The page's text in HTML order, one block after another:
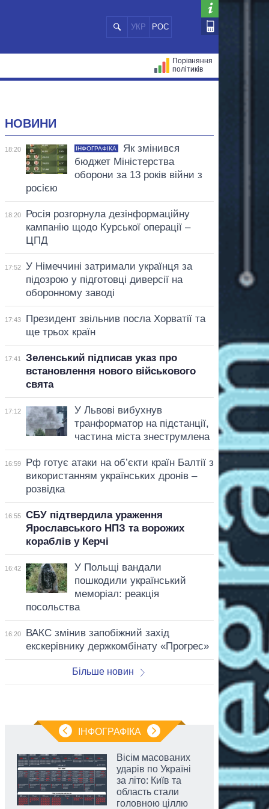
УКР РОС
Порівняння
політиків
НОВИНИ
18:20 ІНФОГРАФІКА
Як змінився
бюджет Міністерства
оборони за 13 років війни з
росією
18:20
Росія розгорнула дезінформаційну
кампанію щодо Курської операції –
ЦПД
17:52
У Німеччині затримали українця за
підозрою у підготовці диверсії на
оборонному заводі
17:43
Президент звільнив посла Хорватії та
ще трьох країн
17:41
Зеленський підписав указ про
встановлення нового військового
свята
17:12
У Львові вибухнув
транформатор на підстанції,
частина міста знеструмлена
16:59
Рф готує атаки на об’єкти країн Балтії з
використанням українських дронів –
розвідка
16:55
СБУ підтвердила ураження
Ярославського НПЗ та ворожих
кораблів у Керчі
16:42
У Польщі вандали
пошкодили український
меморіал: реакція
посольства
16:20
ВАКС змінив запобіжний захід
екскерівнику держкомбінату «Прогрес»
Більше новин
ІНФОГРАФІКА
Вісім масованих
ударів по Україні
за літо: Київ та
область стали
головною ціллю